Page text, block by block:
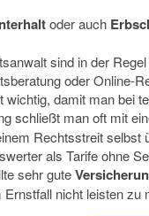
oder auch
sind in der
oder Online-
damit man bei
schließt man oft mit
Rechtsstreit selbst
als Tarife ohne
sehr gute
nicht leisten